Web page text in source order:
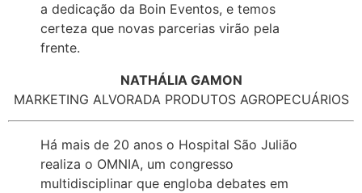
a dedicação da Boin Eventos, e temos
certeza que novas parcerias virão pela
frente.
NATHÁLIA GAMON
MARKETING ALVORADA PRODUTOS AGROPECUÁRIOS
Há mais de 20 anos o Hospital São Julião
realiza o OMNIA, um congresso
multidisciplinar que engloba debates em